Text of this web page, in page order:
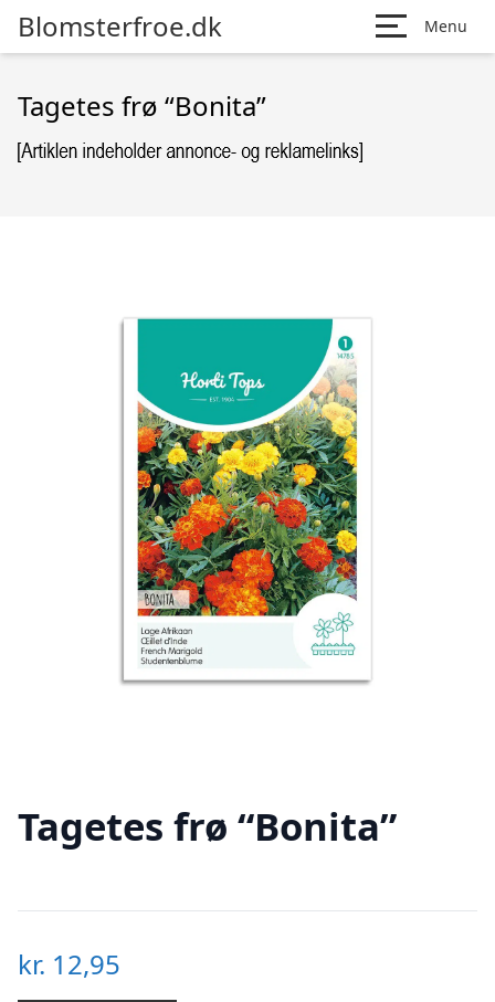
Blomsterfroe.dk Menu
Tagetes frø “Bonita”
Tagetes frø “Bonita”
kr. 12,95